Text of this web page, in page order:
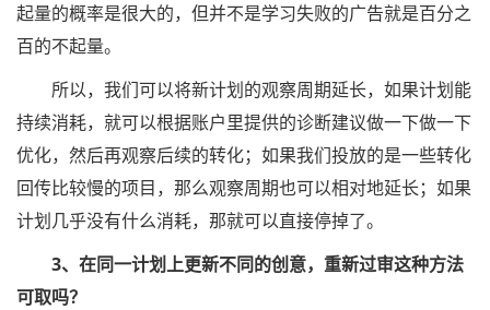
起量的概率是很大的，但并不是学习失败的广告就是百分之
百的不起量。
所以，我们可以将新计划的观察周期延长，如果计划能
持续消耗，就可以根据账户里提供的诊断建议做一下做一下
优化，然后再观察后续的转化；如果我们投放的是一些转化
回传比较慢的项目，那么观察周期也可以相对地延长；如果
计划几乎没有什么消耗，那就可以直接停掉了。
3、在同一计划上更新不同的创意，重新过审这种方法
可取吗？